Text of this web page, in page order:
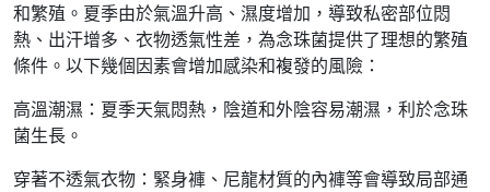
和繁殖。夏季由於氣溫升高、濕度增加，導致私密部位悶
熱、出汗增多、衣物透氣性差，為念珠菌提供了理想的繁殖
條件。以下幾個因素會增加感染和複發的風險：
高溫潮濕：夏季天氣悶熱，陰道和外陰容易潮濕，利於念珠
菌生長。
穿著不透氣衣物：緊身褲、尼龍材質的內褲等會導致局部通